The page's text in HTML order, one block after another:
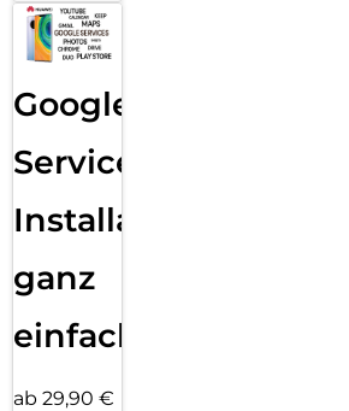
Google
Services
Installation
ganz
einfach
ab 29,90 €